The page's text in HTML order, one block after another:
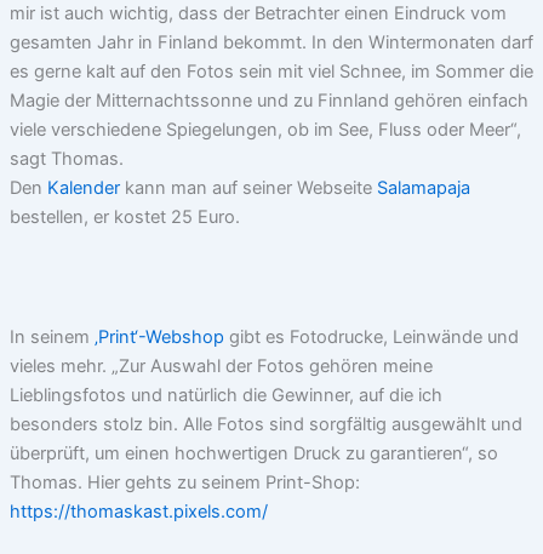
mir ist auch wichtig, dass der Betrachter einen Eindruck vom
gesamten Jahr in Finland bekommt. In den Wintermonaten darf
es gerne kalt auf den Fotos sein mit viel Schnee, im Sommer die
Magie der Mitternachtssonne und zu Finnland gehören einfach
viele verschiedene Spiegelungen, ob im See, Fluss oder Meer“,
sagt Thomas.
Den Kalenderkann man auf seiner Webseite Salamapaja
bestellen, er kostet 25 Euro.
In seinem ‚Print‘-Webshop gibt es Fotodrucke, Leinwände und
vieles mehr. „Zur Auswahl der Fotos gehören meine
Lieblingsfotos und natürlich die Gewinner, auf die ich
besonders stolz bin. Alle Fotos sind sorgfältig ausgewählt und
überprüft, um einen hochwertigen Druck zu garantieren“, so
Thomas. Hier gehts zu seinem Print-Shop:
https://thomaskast.pixels.com/